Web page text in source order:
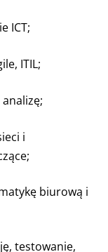
ICT;
ITIL;
i
biurową i
testowanie,